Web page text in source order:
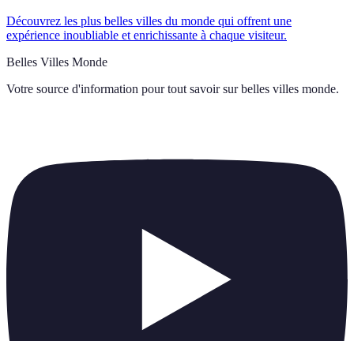
Découvrez les plus belles villes du monde qui offrent une
expérience inoubliable et enrichissante à chaque visiteur.
Belles Villes Monde
Votre source d'information pour tout savoir sur belles villes monde.